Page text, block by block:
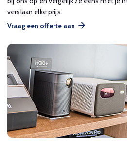
verslaan elke prijs.
Vraag een offerte aan